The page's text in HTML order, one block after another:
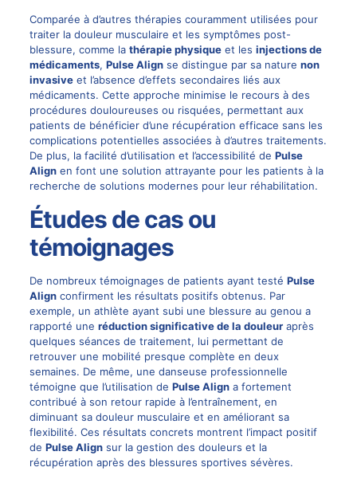
Comparée à d’autres thérapies couramment utilisées pour
traiter la douleur musculaire et les symptômes post-
blessure, comme la thérapie physiqueet les injections de
médicaments, Pulse Alignse distingue par sa nature non
invasiveet l’absence d’effets secondaires liés aux
médicaments. Cette approche minimise le recours à des
procédures douloureuses ou risquées, permettant aux
patients de bénéficier d’une récupération efficace sans les
complications potentielles associées à d’autres traitements.
De plus, la facilité d’utilisation et l’accessibilité de Pulse
Alignen font une solution attrayante pour les patients à la
recherche de solutions modernes pour leur réhabilitation.
Études de cas ou
témoignages
De nombreux témoignages de patients ayant testé Pulse
Alignconfirment les résultats positifs obtenus. Par
exemple, un athlète ayant subi une blessure au genou a
rapporté une réduction significative de la douleuraprès
quelques séances de traitement, lui permettant de
retrouver une mobilité presque complète en deux
semaines. De même, une danseuse professionnelle
témoigne que l’utilisation de Pulse Aligna fortement
contribué à son retour rapide à l’entraînement, en
diminuant sa douleur musculaire et en améliorant sa
flexibilité. Ces résultats concrets montrent l’impact positif
de Pulse Alignsur la gestion des douleurs et la
récupération après des blessures sportives sévères.